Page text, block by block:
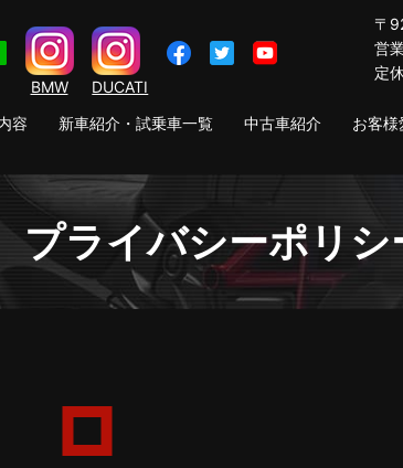
BMW DUCATI
〒
営
定
容 新車紹介・試乗車一覧 中古車紹介 お客
プライバシーポリシ